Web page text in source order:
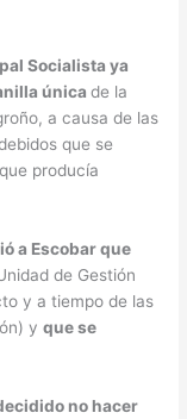
Socialista ya
únicade la
a causa de las
que se
producía
a Escobar que
de Gestión
y a tiempo de las
yque se
no hacer